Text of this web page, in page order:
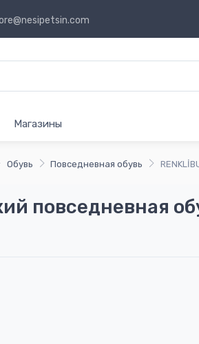
Магазины
Обувь Повседневная обувь
повседневная